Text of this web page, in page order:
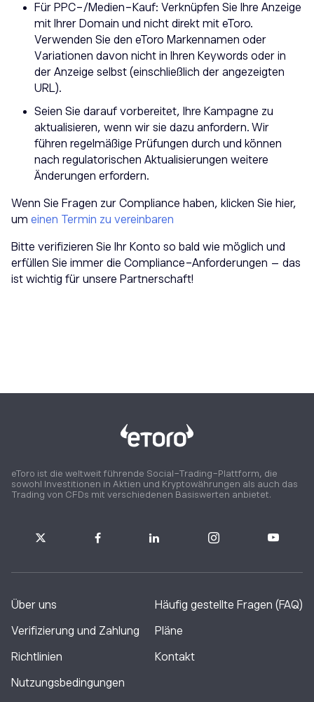
Für PPC-/Medien-Kauf: Verknüpfen Sie Ihre Anzeige
mit Ihrer Domain und nicht direkt mit eToro.
Verwenden Sie den eToro Markennamen oder
Variationen davon nicht in Ihren Keywords oder in
der Anzeige selbst (einschließlich der angezeigten
URL).
Seien Sie darauf vorbereitet, Ihre Kampagne zu
aktualisieren, wenn wir sie dazu anfordern. Wir
führen regelmäßige Prüfungen durch und können
nach regulatorischen Aktualisierungen weitere
Änderungen erfordern.
Wenn Sie Fragen zur Compliance haben, klicken Sie hier,
um einen Termin zu vereinbaren
Bitte verifizieren Sie Ihr Konto so bald wie möglich und
erfüllen Sie immer die Compliance-Anforderungen – das
ist wichtig für unsere Partnerschaft!
eToro ist die weltweit führende Social-Trading-Plattform, die
sowohl Investitionen in Aktien und Kryptowährungen als auch das
Trading von CFDs mit verschiedenen Basiswerten anbietet.
Über uns
Verifizierung und Zahlung
Richtlinien
Nutzungsbedingungen
Häufig gestellte Fragen (FAQ)
Pläne
Kontakt